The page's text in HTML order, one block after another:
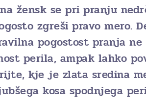
žensk se pri pranju
zgreši pravo mero.
pogostost pranja
perila, ampak lahko
kje je zlata sredina
kosa spodnjega